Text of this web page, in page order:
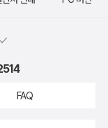
FAQ